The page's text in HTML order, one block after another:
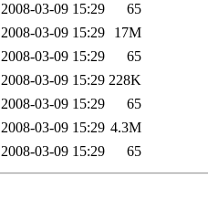
2008-03-09 15:29
65
2008-03-09 15:29
17M
2008-03-09 15:29
65
2008-03-09 15:29 228K
2008-03-09 15:29
65
2008-03-09 15:29 4.3M
2008-03-09 15:29 65